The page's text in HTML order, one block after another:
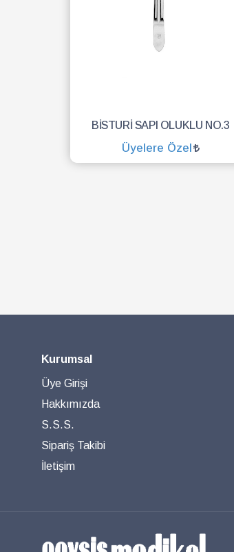
BİSTURİ SAPI OLUKLU NO.3
Üyelere Özel
Kurumsal
Üye Girişi
Hakkımızda
S.S.S.
Sipariş Takibi
İletişim